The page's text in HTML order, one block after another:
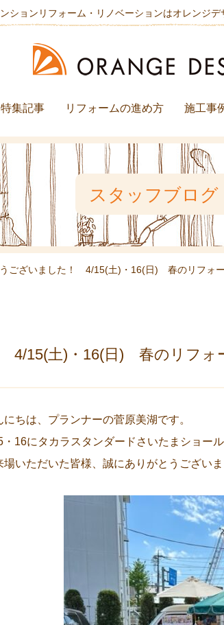
ションリフォーム・リノベーションはオレンジ
特集記事 リフォームの進め方 施工事
スタッフブログ
ございました！ 4/15(土)・16(日) 春のリフォー
15(土)・16(日) 春のリフォ
にちは、プランナーの菅原美湖です。
・16にタカラスタンダードさいたまショー
場いただいた皆様、誠にありがとうございま